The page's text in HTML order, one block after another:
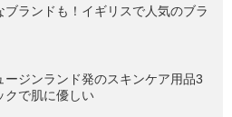
ブランドも！イギリスで人気のブラ
ージンランド発のスキンケア用品3
クで肌に優しい